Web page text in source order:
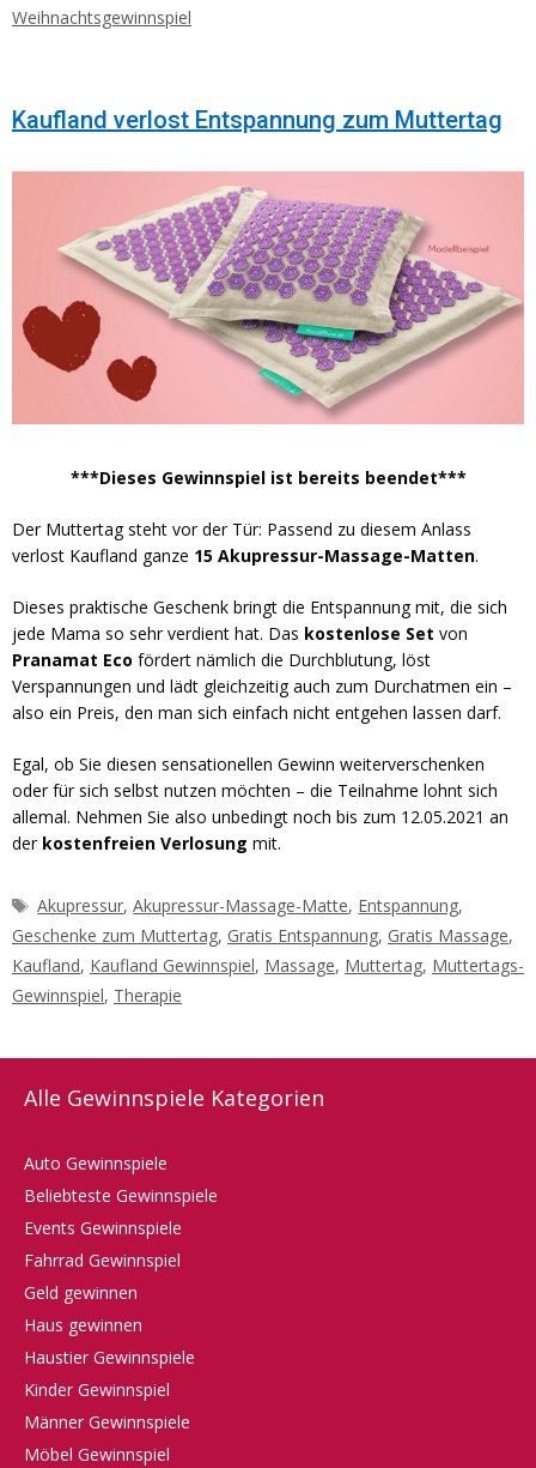
Weihnachtsgewinnspiel
Kaufland verlost Entspannung zum Muttertag
***Dieses Gewinnspiel ist bereits beendet***
Der Muttertag steht vor der Tür: Passend zu diesem Anlass
verlost Kaufland ganze 15 Akupressur-Massage-Matten.
Dieses praktische Geschenk bringt die Entspannung mit, die sich
jede Mama so sehr verdient hat. Das kostenlose Set von
Pranamat Eco fördert nämlich die Durchblutung, löst
Verspannungen und lädt gleichzeitig auch zum Durchatmen ein –
also ein Preis, den man sich einfach nicht entgehen lassen darf.
Egal, ob Sie diesen sensationellen Gewinn weiterverschenken
oder für sich selbst nutzen möchten – die Teilnahme lohnt sich
allemal. Nehmen Sie also unbedingt noch bis zum 12.05.2021 an
der kostenfreien Verlosung mit.
Schlagwörter
Akupressur,Akupressur-Massage-Matte, Entspannung,
Geschenke zum Muttertag, Gratis Entspannung, Gratis Massage,
Kaufland, Kaufland Gewinnspiel, Massage, Muttertag, Muttertags-
Gewinnspiel, Therapie
Alle Gewinnspiele Kategorien
Auto Gewinnspiele
Beliebteste Gewinnspiele
Events Gewinnspiele
Fahrrad Gewinnspiel
Geld gewinnen
Haus gewinnen
Haustier Gewinnspiele
Kinder Gewinnspiel
Männer Gewinnspiele
Möbel Gewinnspiel